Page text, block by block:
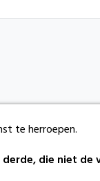
te herroepen.
die niet